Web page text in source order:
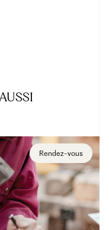
Rendez-vous